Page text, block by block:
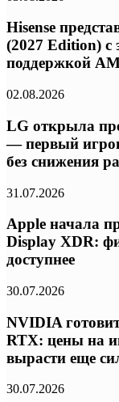
Hisense
(2027 Edition) с
поддержкой
02.08.2026
LG открыла
— первый
без снижения
31.07.2026
Apple начала
Display XDR:
доступнее
30.07.2026
NVIDIA
RTX: цены на
вырасти еще
30.07.2026